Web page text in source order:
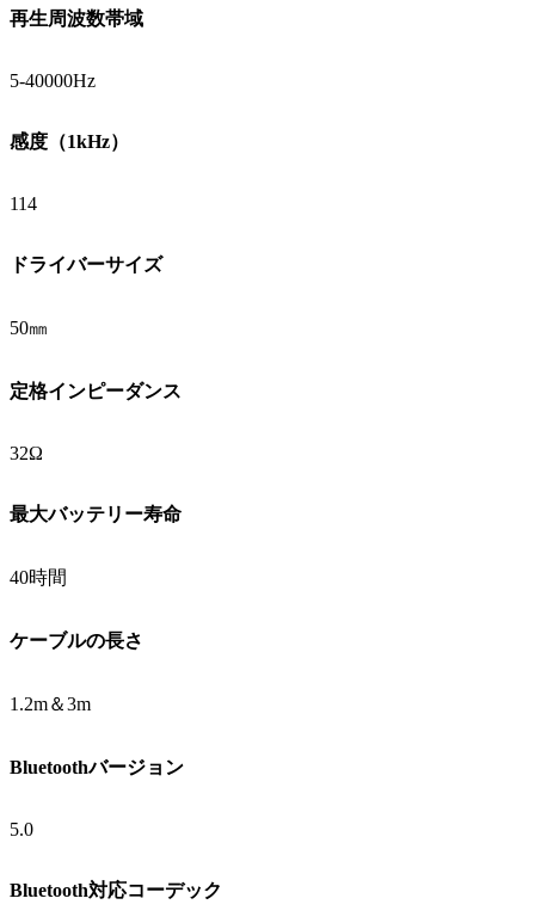
再生周波数帯域
5-40000Hz
感度（1kHz）
114
ドライバーサイズ
50㎜
定格インピーダンス
32Ω
最大バッテリー寿命
40時間
ケーブルの長さ
1.2m＆3m
Bluetoothバージョン
5.0
Bluetooth対応コーデック